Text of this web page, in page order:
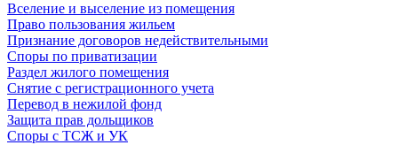
Вселение и выселение из помещения
Право пользования жильем
Признание договоров недействительными
Споры по приватизации
Раздел жилого помещения
Снятие с регистрационного учета
Перевод в нежилой фонд
Защита прав дольщиков
Споры с ТСЖ и УК